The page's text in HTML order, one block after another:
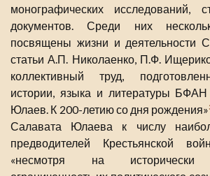
монографических исследований,
документов. Среди них
посвящены жизни и деятельности
статьи А.П. Николаенко, П.Ф.
коллективный труд,
истории, языка и литературы
Юлаев. К 200-летию со дня рождения»
Салавата Юлаева к числу
предводителей Крестьянской
«несмотря на исторически